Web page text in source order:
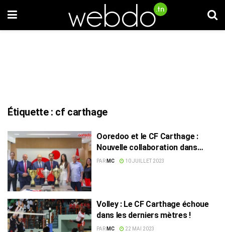
Étiquette : cf carthage
Ooredoo et le CF Carthage :
Nouvelle collaboration dans
l’optique de nouveaux titres
PAR MC 10 JUILLET 2023
Volley : Le CF Carthage échoue
dans les derniers mètres !
PAR MC 22 MAI 2023